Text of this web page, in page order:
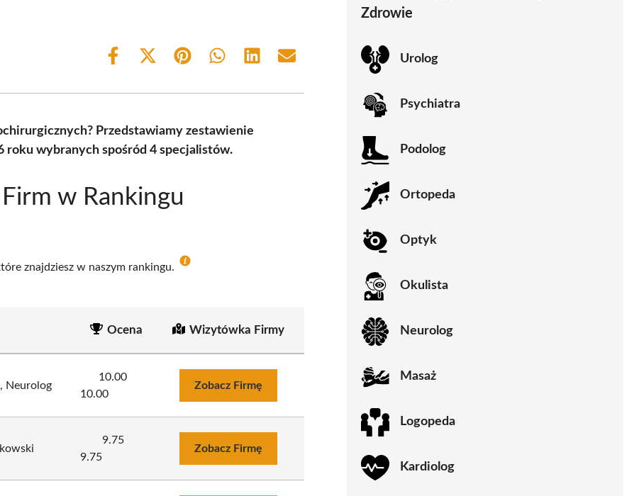
Share
Share
(Twitter)
Share Share Share Share
Przedstawiamy zestawienie
roku wybranych spośród 4 specjalistów.
w Rankingu
znajdziesz w naszym rankingu.
Ocena Wizytówka Firmy
Neurolog
10.00
10.00
Zobacz Firmę
9.75
9.75
Zobacz Firmę
Zdrowie
Urolog
Psychiatra
Podolog
Ortopeda
Optyk
Okulista
Neurolog
Masaż
Logopeda
Kardiolog